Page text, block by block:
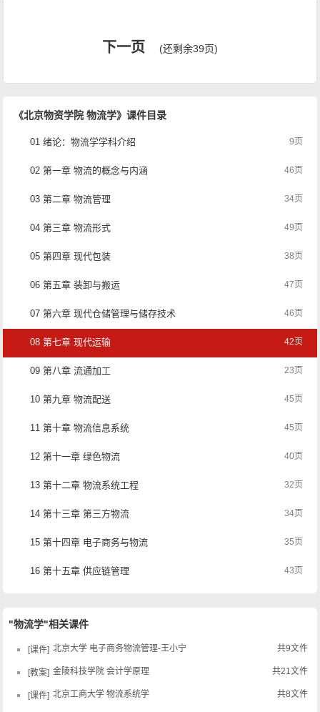
下一页 (还剩余39页)
《北京物资学院 物流学》课件目录
01 绪论：物流学学科介绍 9页
02 第一章 物流的概念与内涵 46页
03 第二章 物流管理 34页
04 第三章 物流形式 49页
05 第四章 现代包装 38页
06 第五章 装卸与搬运 47页
07 第六章 现代仓储管理与储存技术 46页
08 第七章 现代运输 42页
09 第八章 流通加工 23页
10 第九章 物流配送 45页
11 第十章 物流信息系统 45页
12 第十一章 绿色物流 40页
13 第十二章 物流系统工程 32页
14 第十三章 第三方物流 34页
15 第十四章 电子商务与物流 35页
16 第十五章 供应链管理 43页
"物流学"相关课件
课件 北京大学 电子商务物流管理-王小宁 共9文件
教案 金陵科技学院 会计学原理 共21文件
课件 北京工商大学 物流系统学 共8文件